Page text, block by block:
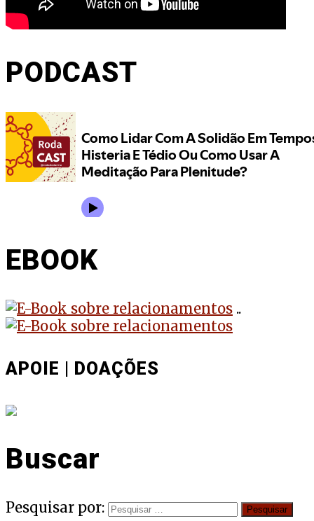
PODCAST
EBOOK
..
APOIE | DOAÇÕES
Buscar
Pesquisar por: